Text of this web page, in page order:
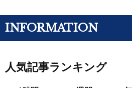
INFORMATION
人気記事ランキング